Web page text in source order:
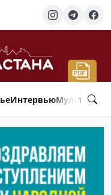
Интервью